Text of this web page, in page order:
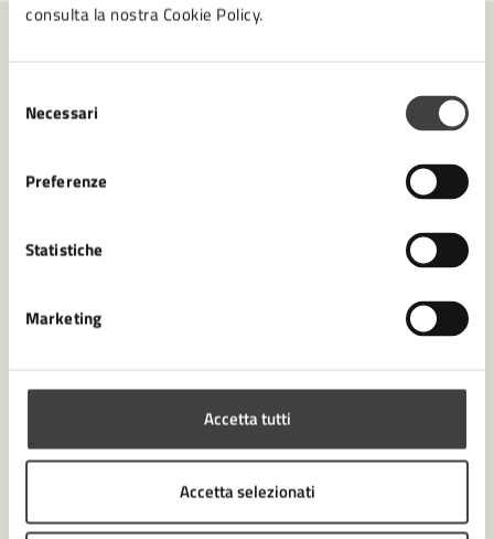
consulta la nostra Cookie Policy.
delNecessari
Preferenze
Statistiche
Marketing
Accetta tutti
Accetta selezionati
Settore Staff Segretario: strategie per lo sviluppo
integrati comunali, nazionali ed europei